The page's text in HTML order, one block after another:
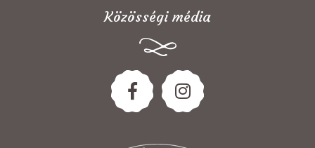
Közösségi média